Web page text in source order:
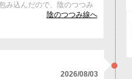
み込んだので、陰のつつみ
陰のつつみ線へ
2026/08/03